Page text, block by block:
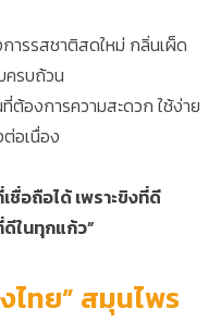
ารรสชาติสดใหม่ กลิ่นเผ็ด
ครบถ้วน
ต้องการความสะดวก ใช้ง่าย
อเนื่อง
อถือได้ เพราะขิงที่ดี
ในทุกแก้ว”
ไทย” สมุนไพร